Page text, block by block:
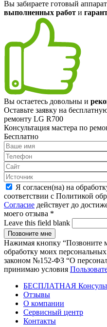
Вы забираете готовый
выполненных работ и
Вы остаетесь довольны и
Оставьте заявку на
ремонту LG R700
Консультация мастера по
Бесплатно
Я согласен(на) на
соответствии с Политикой
Согласие действует до
моего отзыва *
Leave this field blank
Нажимая кнопку “Позвоните
обработку моих
законом №152-ФЗ “О
принимаю условия
БЕСПЛАТНАЯ
Отзывы
О компании
Сервисный центр
Контакты